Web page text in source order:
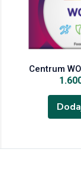
Centrum